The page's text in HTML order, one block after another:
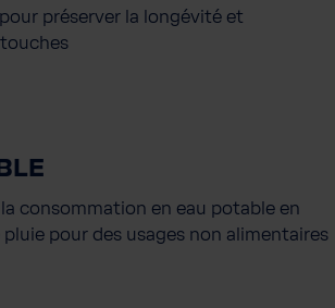
préserver la longévité et
consommation en eau potable en
pour des usages non alimentaires